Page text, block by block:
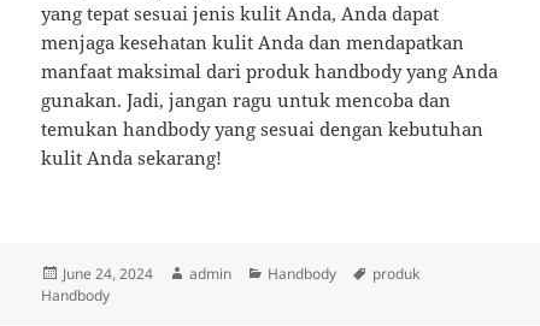
yang tepat sesuai jenis kulit Anda, Anda dapat
menjaga kesehatan kulit Anda dan mendapatkan
manfaat maksimal dari produk handbody yang Anda
gunakan. Jadi, jangan ragu untuk mencoba dan
temukan handbody yang sesuai dengan kebutuhan
kulit Anda sekarang!
Posted
on
June 24, 2024 Author
admin Categories
Handbody Tags
produk
Handbody